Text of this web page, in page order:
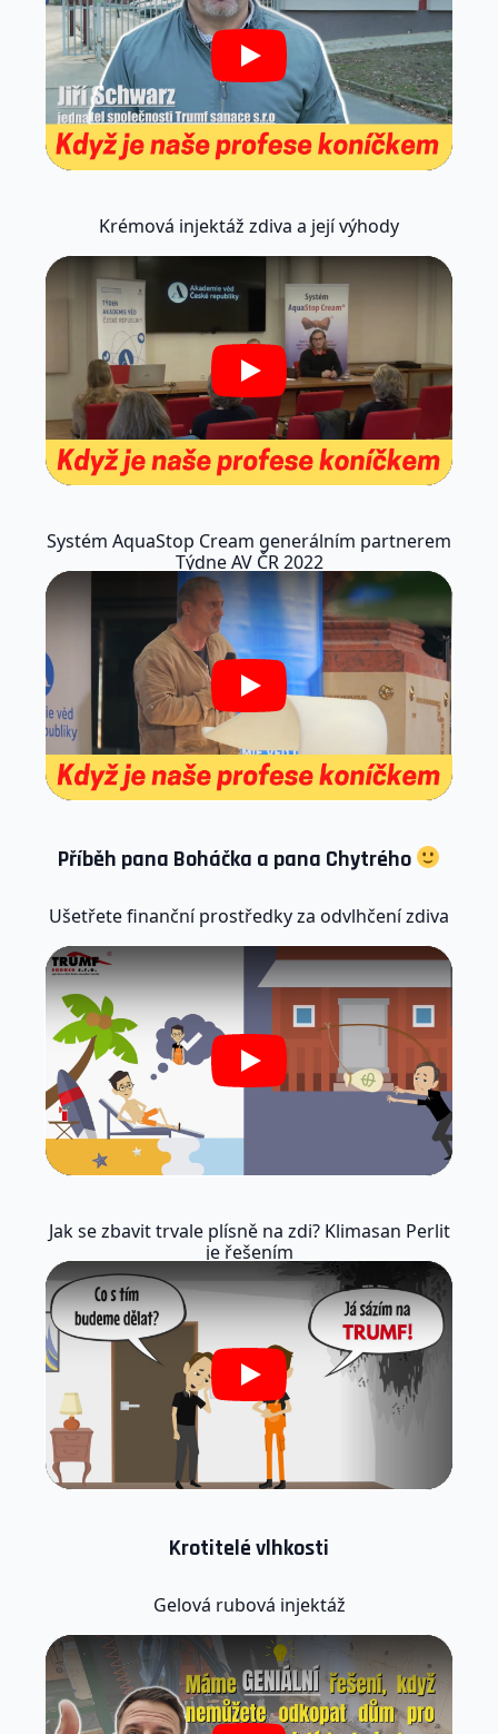
Play
Krémová injektáž zdiva a její výhody
Play
Systém AquaStop Cream generálním partnerem
Týdne AV ČR 2022
Play
Příběh pana Boháčka a pana Chytrého
Ušetřete finanční prostředky za odvlhčení zdiva
Play
Jak se zbavit trvale plísně na zdi? Klimasan Perlit
je řešením
Play
Krotitelé vlhkosti
Gelová rubová injektáž